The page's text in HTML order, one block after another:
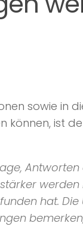
sowie in
können, ist
werden
hat. Die